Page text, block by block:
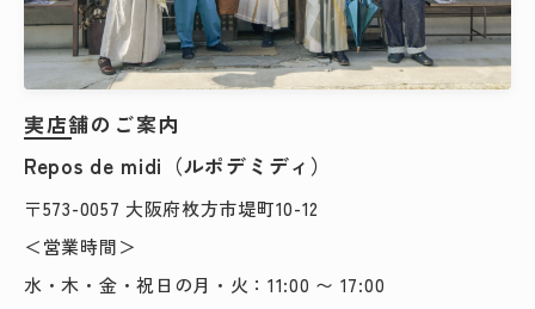
実店舗のご案内
Repos de midi（ルポデミディ）
〒573-0057 大阪府枚方市堤町10-12
＜営業時間＞
水・木・金・祝日の月・火：11:00 〜 17:00